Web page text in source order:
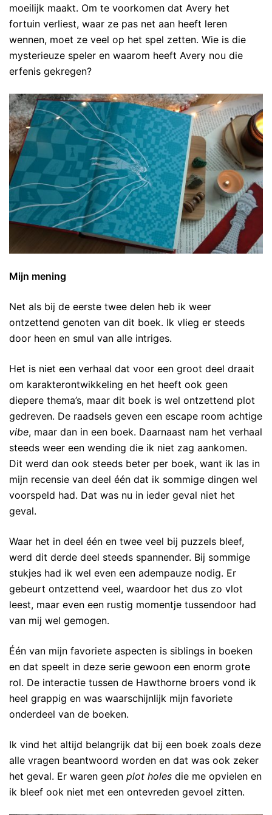
moeilijk maakt. Om te voorkomen dat Avery het
fortuin verliest, waar ze pas net aan heeft leren
wennen, moet ze veel op het spel zetten. Wie is die
mysterieuze speler en waarom heeft Avery nou die
erfenis gekregen?
Mijn mening
Net als bij de eerste twee delen heb ik weer
ontzettend genoten van dit boek. Ik vlieg er steeds
door heen en smul van alle intriges.
Het is niet een verhaal dat voor een groot deel draait
om karakterontwikkeling en het heeft ook geen
diepere thema’s, maar dit boek is wel ontzettend plot
gedreven. De raadsels geven een escape room achtige
vibe, maar dan in een boek. Daarnaast nam het verhaal
steeds weer een wending die ik niet zag aankomen.
Dit werd dan ook steeds beter per boek, want ik las in
mijn recensie van deel één dat ik sommige dingen wel
voorspeld had. Dat was nu in ieder geval niet het
geval.
Waar het in deel één en twee veel bij puzzels bleef,
werd dit derde deel steeds spannender. Bij sommige
stukjes had ik wel even een adempauze nodig. Er
gebeurt ontzettend veel, waardoor het dus zo vlot
leest, maar even een rustig momentje tussendoor had
van mij wel gemogen.
Één van mijn favoriete aspecten is siblings in boeken
en dat speelt in deze serie gewoon een enorm grote
rol. De interactie tussen de Hawthorne broers vond ik
heel grappig en was waarschijnlijk mijn favoriete
onderdeel van de boeken.
Ik vind het altijd belangrijk dat bij een boek zoals deze
alle vragen beantwoord worden en dat was ook zeker
het geval. Er waren geen plot holes die me opvielen en
ik bleef ook niet met een ontevreden gevoel zitten.